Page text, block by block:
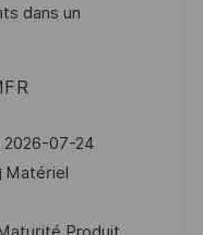
dans un
2026-07-24
Matériel